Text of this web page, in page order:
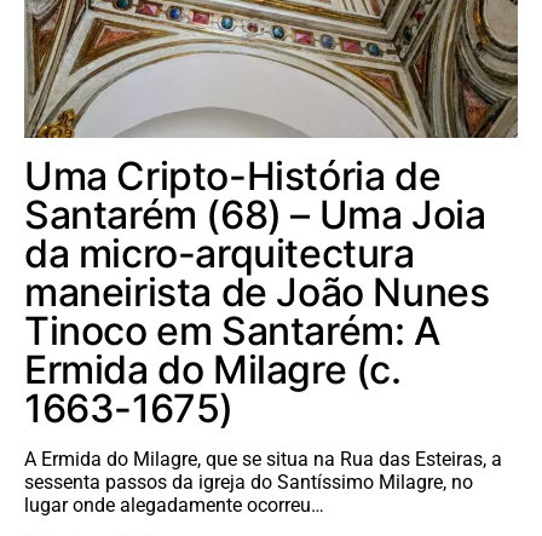
Uma Cripto-História de
Santarém (68) – Uma Joia
da micro-arquitectura
maneirista de João Nunes
Tinoco em Santarém: A
Ermida do Milagre (c.
1663-1675)
A Ermida do Milagre, que se situa na Rua das Esteiras, a
sessenta passos da igreja do Santíssimo Milagre, no
lugar onde alegadamente ocorreu…